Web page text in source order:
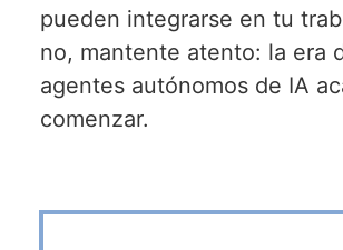
pueden integrarse en tu
no, mantente atento: la era
agentes autónomos de IA
comenzar.